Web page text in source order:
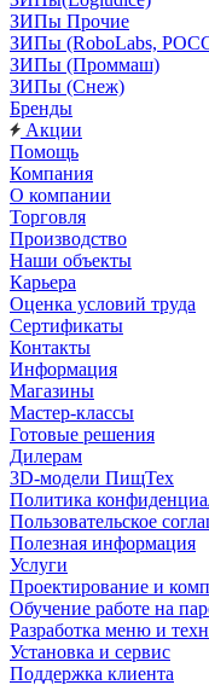
ЗИПы Прочие
ЗИПы (RoboLabs,
ЗИПы (Проммаш)
ЗИПы (Снеж)
Бренды
Акции
Помощь
Компания
О компании
Торговля
Производство
Наши объекты
Карьера
Оценка условий труда
Сертификаты
Контакты
Информация
Магазины
Мастер-классы
Готовые решения
Дилерам
3D-модели ПищТех
Политика
Пользовательское
Полезная информация
Услуги
Проектирование и
Обучение работе на
Разработка меню и
Установка и сервис
Поддержка клиента